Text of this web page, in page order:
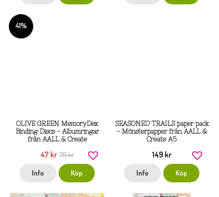
41%
OLIVE GREEN MemoryDex
Binding Discs - Albumringar
från AALL & Create
47 kr 79 kr
Info Köp
SEASONED TRAILS paper pack
- Mönsterpapper från AALL &
Create A5
149 kr
Info Köp